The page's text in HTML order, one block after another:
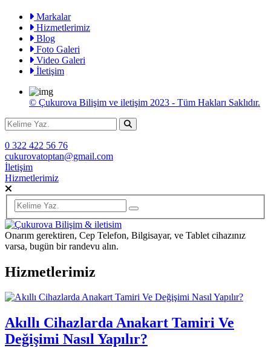
Markalar
Hizmetlerimiz
Blog
Foto Galeri
Video Galeri
İletişim
© Çukurova Bilişim ve iletişim 2023 - Tüm Hakları Saklıdır.
0 322 422 56 76
cukurovatoptan@gmail.com
İletişim
Hizmetlerimiz
Onarım gerektiren, Cep Telefon, Bilgisayar, ve Tablet cihazınız
varsa, bugün bir randevu alın.
Hizmetlerimiz
Akıllı Cihazlarda Anakart Tamiri Ve
Değişimi Nasıl Yapılır?